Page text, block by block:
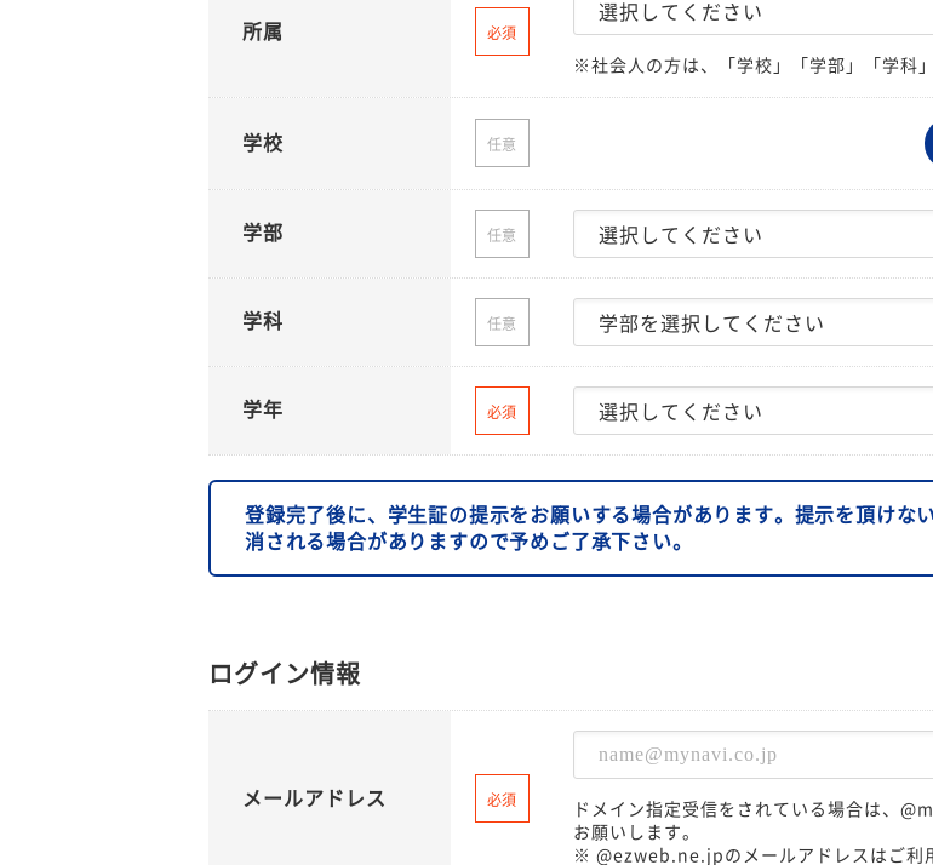
所属 必須
※社会人の方は、「学校」「学部」「学科
学校 任意
学部 任意
学科 任意
学年 必須
登録完了後に、学生証の提示をお願いする場合があります。提示を頂けな
消される場合がありますので予めご了承下さい。
ログイン情報
メールアドレス 必須
ドメイン指定受信をされている場合は、
お願いします。
※ @ezweb.ne.jpのメールアドレスはご利